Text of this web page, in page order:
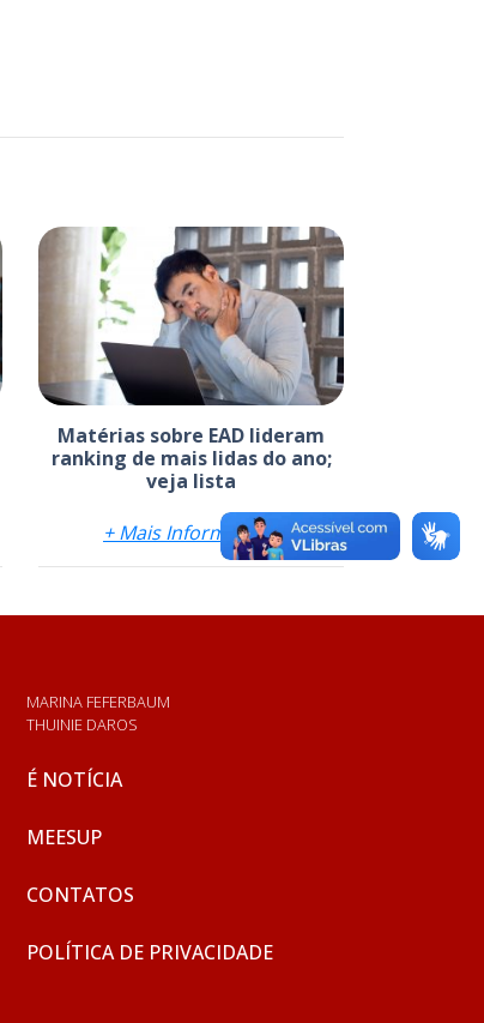
Matérias sobre EAD lideram
ranking de mais lidas do ano;
veja lista
+ Mais Informações
MARINA FEFERBAUM
THUINIE DAROS
É NOTÍCIA
MEESUP
CONTATOS
POLÍTICA DE PRIVACIDADE